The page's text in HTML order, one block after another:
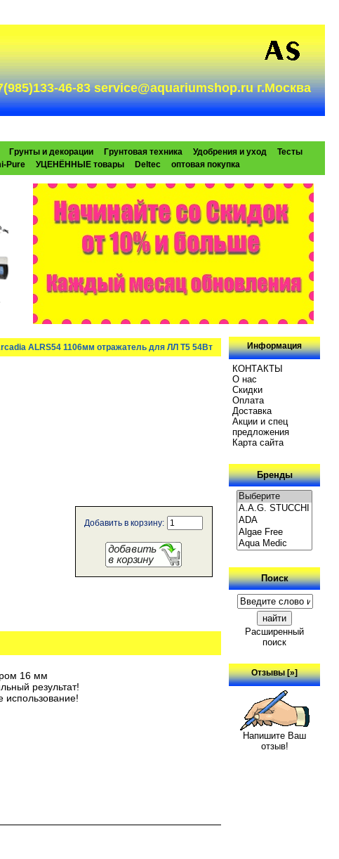
46-83 service@aquariumshop.ru г.Москва
Грунты и декорации Грунтовая техника Удобрения и уход
Тесты
Pure УЦЕНЁННЫЕ товары Deltec оптовая покупка
ALRS54 1106мм отражатель для ЛЛ T5 54Вт
Добавить в корзину:
16 мм
результат!
использование!
Информация
КОНТАКТЫ
О нас
Скидки
Oплатa
Доставка
Акции и спец
предложения
Карта сайта
Бренды
Поиск
Расширенный
поиск
Отзывы [»]
Напишите Ваш
отзыв!